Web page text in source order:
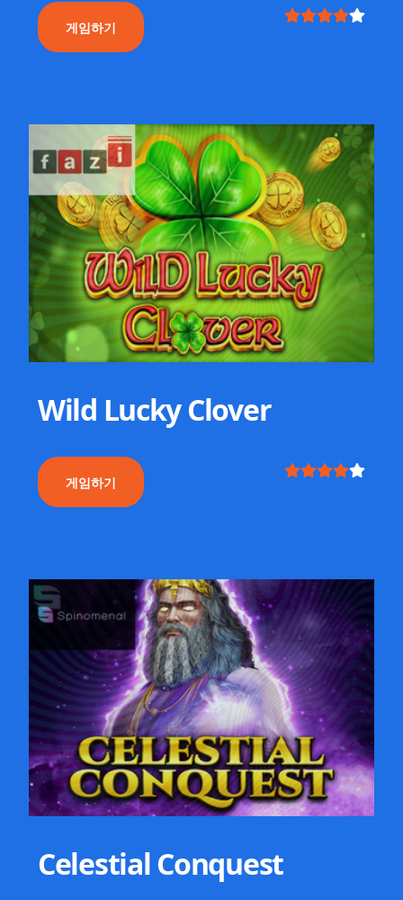
게임하기
Wild Lucky Clover
게임하기
Celestial Conquest